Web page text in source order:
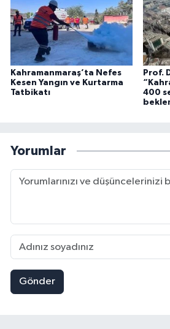
Kahramanmaraş’ta Nefes
Kesen Yangın ve Kurtarma
Tatbikatı
Prof.
400
Yorumlar
Gönder